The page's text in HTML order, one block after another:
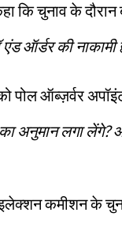
कि चुनाव के
एंड ऑर्डर की
पोल ऑब्ज़र्वर
अनुमान लगा लेंगे?
इलेक्शन कमीशन के